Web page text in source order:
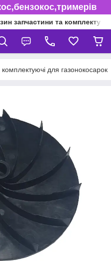
запчастини та
для газонокосарок